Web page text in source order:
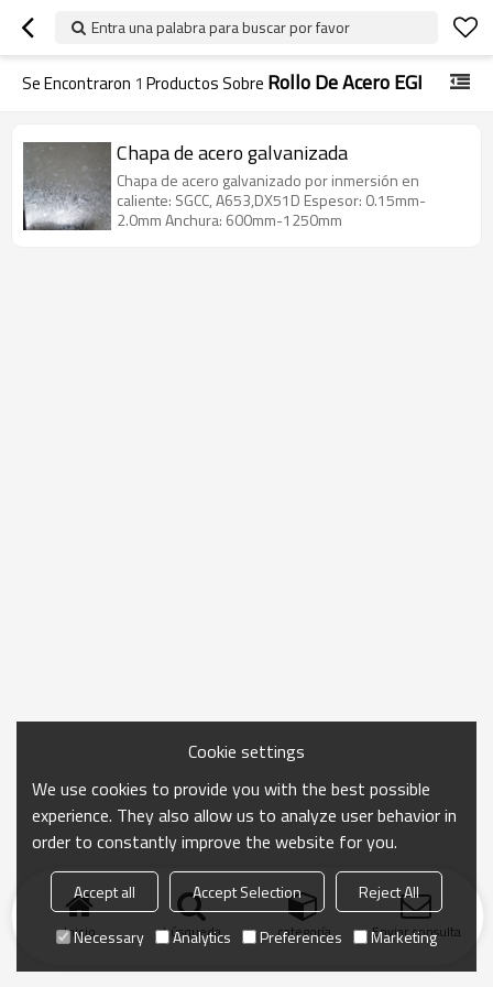
Entra una palabra para buscar por favor
Se Encontraron 1 Productos Sobre Rollo De Acero EGI
Chapa de acero galvanizada
Chapa de acero galvanizado por inmersión en
caliente: SGCC, A653,DX51D Espesor: 0.15mm-
2.0mm Anchura: 600mm-1250mm
Inicio búsqueda categoría Enviar consulta
Cookie settings
We use cookies to provide you with the best possible
experience. They also allow us to analyze user behavior in
order to constantly improve the website for you.
Accept all Accept Selection
Reject All
Necessary
Analytics Preferences Marketing